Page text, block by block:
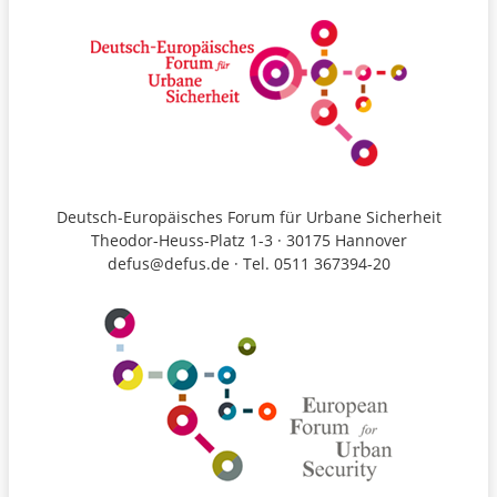
Deutsch-Europäisches Forum für Urbane Sicherheit
Theodor-Heuss-Platz 1-3 · 30175 Hannover
defus@defus.de · Tel. 0511 367394-20